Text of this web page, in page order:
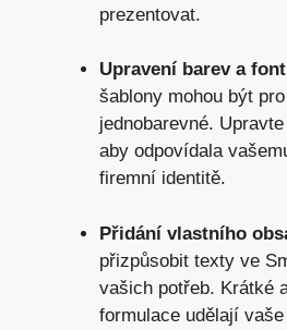
prezentovat.
Upravení barev a
‌šablony mohou⁢ být
jednobarevné.
aby odpovídala
⁣firemní identitě.
Přidání vlastního
přizpůsobit texty ve
vašich potřeb. Krátké
formulace udělají